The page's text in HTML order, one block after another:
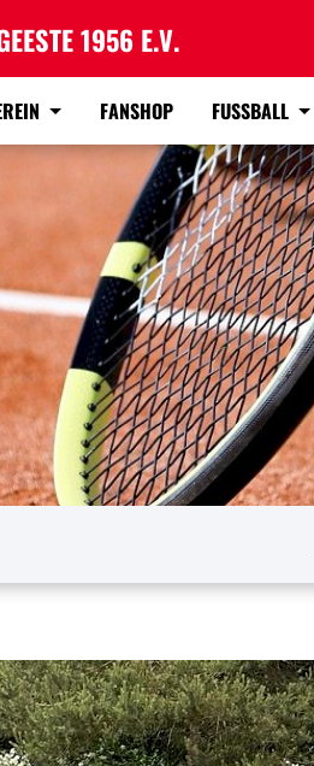
1956 E.V.
FANSHOP FUSSBALL